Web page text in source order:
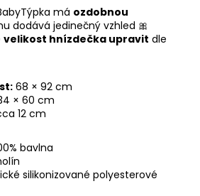
má ozdobnou
dodává jedinečný vzhled 🎀
velikost hnízdečka upravit dle
68 × 92 cm
× 60 cm
12 cm
bavlna
silikonizované polyesterové